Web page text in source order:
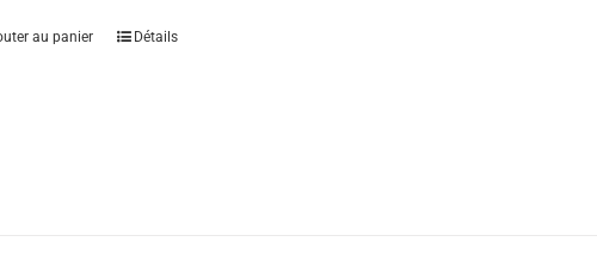
au panier Détails